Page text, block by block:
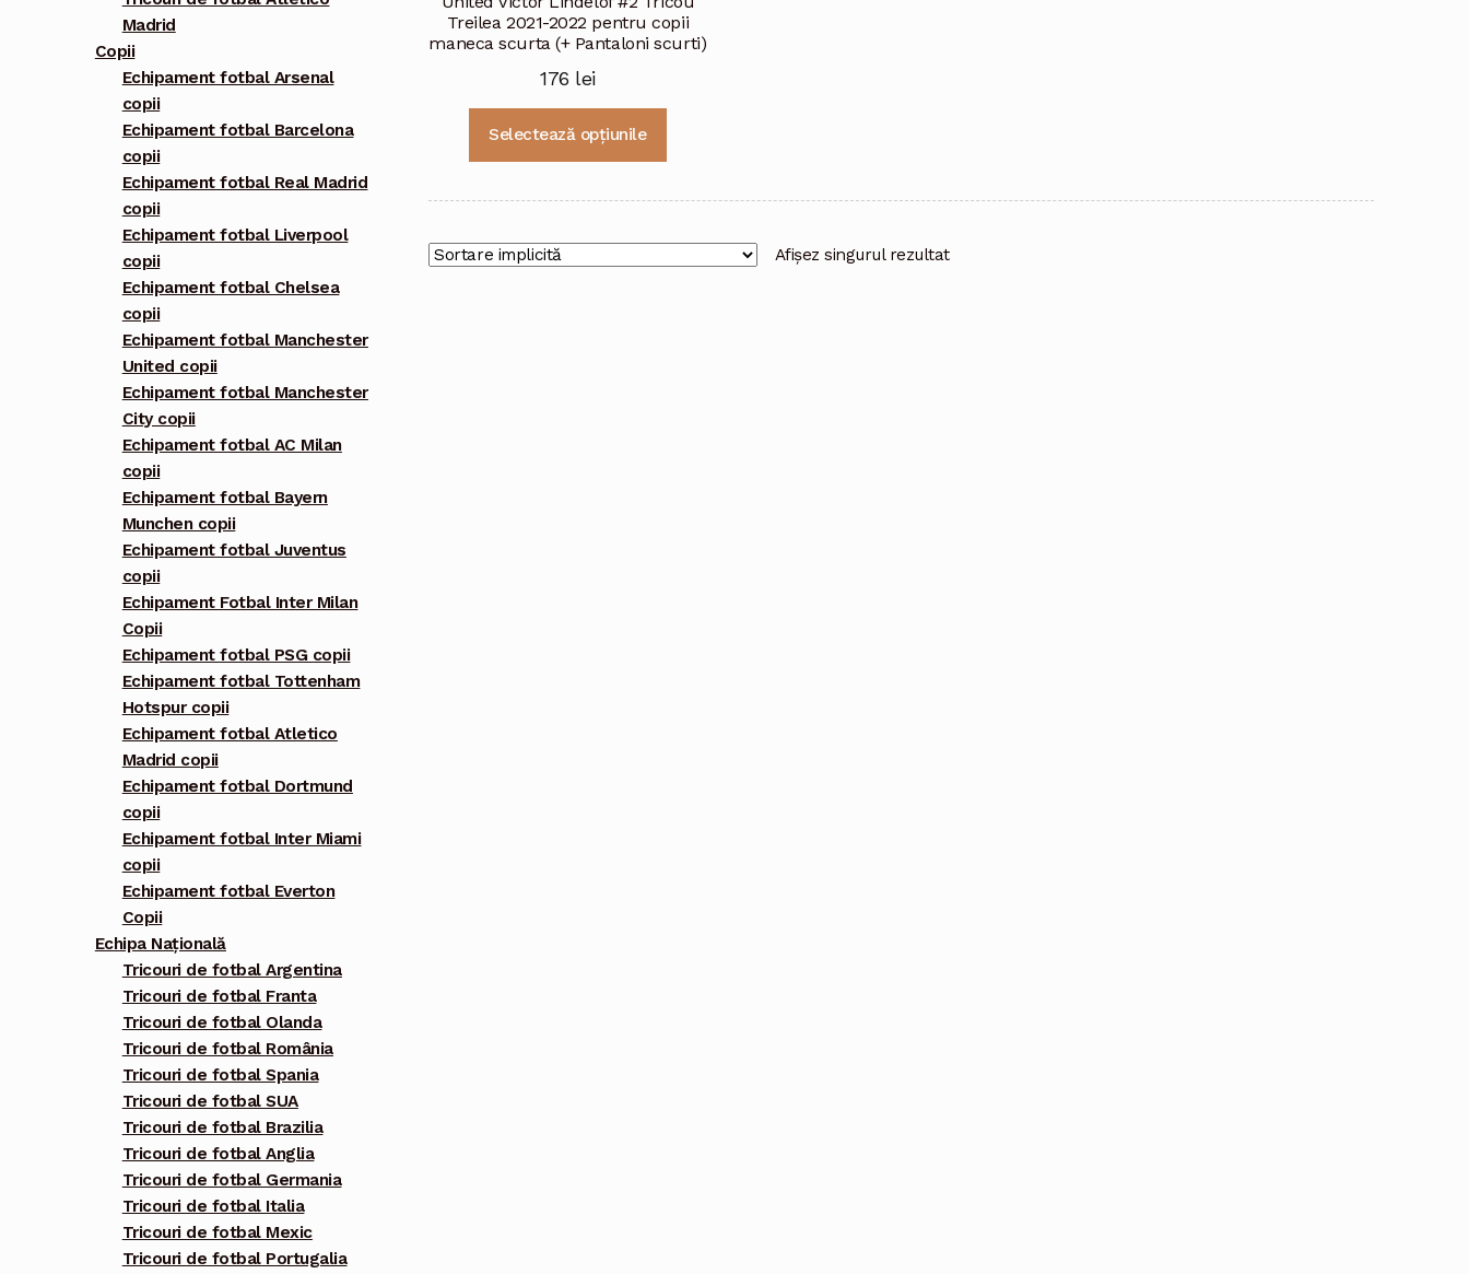
Treilea 2021-2022 pentru copii
maneca scurta (+ Pantaloni scurti)
176 lei
Selectează opțiunile
mai
Afișez singurul rezultat
Madrid
Copii
Echipament fotbal Arsenal
copii
Echipament fotbal Barcelona
copii
Echipament fotbal Real Madrid
copii
Echipament fotbal Liverpool
copii
Echipament fotbal Chelsea
copii
Echipament fotbal Manchester
United copii
Echipament fotbal Manchester
City copii
Echipament fotbal AC Milan
copii
Echipament fotbal Bayern
Munchen copii
Echipament fotbal Juventus
copii
Echipament Fotbal Inter Milan
Copii
Echipament fotbal PSG copii
Echipament fotbal Tottenham
Hotspur copii
Echipament fotbal Atletico
Madrid copii
Echipament fotbal Dortmund
copii
Echipament fotbal Inter Miami
copii
Echipament fotbal Everton
Copii
Echipa Națională
Tricouri de fotbal Argentina
Tricouri de fotbal Franta
Tricouri de fotbal Olanda
Tricouri de fotbal România
Tricouri de fotbal Spania
Tricouri de fotbal SUA
Tricouri de fotbal Brazilia
Tricouri de fotbal Anglia
Tricouri de fotbal Germania
Tricouri de fotbal Italia
Tricouri de fotbal Mexic
Tricouri de fotbal Portugalia